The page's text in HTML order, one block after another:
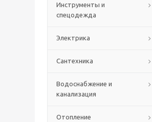
Инструменты и
спецодежда
Электрика
Сантехника
Водоснабжение и
канализация
Отопление